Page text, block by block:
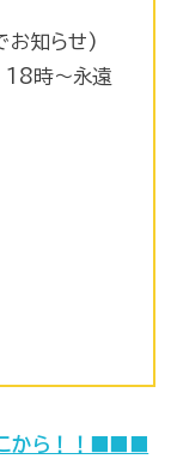
お知らせ)
18時～永遠
から！！■■■